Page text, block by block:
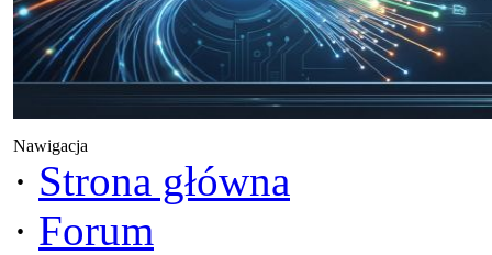
Nawigacja
· Strona główna
· Forum